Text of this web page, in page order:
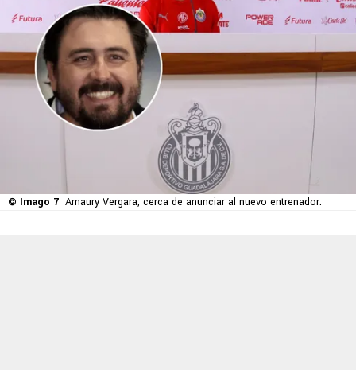
© Imago 7 Amaury Vergara, cerca de anunciar al nuevo entrenador.